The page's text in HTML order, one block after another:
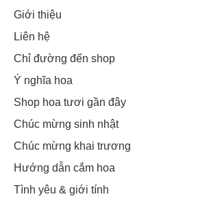
Giới thiệu
Liên hệ
Chỉ đường đến shop
Ý nghĩa hoa
Shop hoa tươi gần đây
Chúc mừng sinh nhật
Chúc mừng khai trương
Hướng dẫn cắm hoa
Tình yêu & giới tính